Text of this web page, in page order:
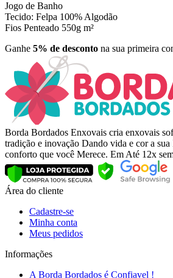
Jogo de Banho
Tecido: Felpa 100% Algodão
Fios Penteado 550g m²
Ganhe 5% de desconto na sua primeira
Borda Bordados Enxovais cria enxovais
tradição e inovação Dando vida e cor a
conforto que você Merece. Em Até 12x
Área do cliente
Cadastre-se
Minha conta
Meus pedidos
Informações
A Borda Bordados é Confiavel !